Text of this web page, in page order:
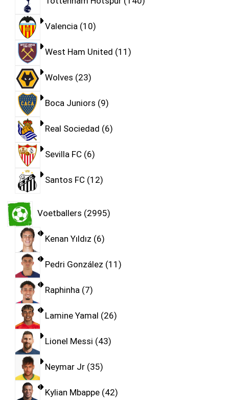
Valencia 10
West Ham United 11
Wolves 23
Boca Juniors 9
Real Sociedad 6
Sevilla FC 6
Santos FC 12
Voetballers 2995
Kenan Yıldız 6
Pedri González 11
Raphinha 7
Lamine Yamal 26
Lionel Messi 43
Neymar Jr 35
Kylian Mbappe 42